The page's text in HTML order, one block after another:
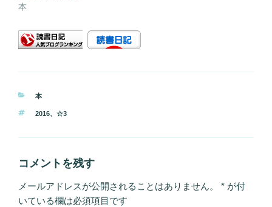
本
カ
ゴ
ー
本
タ
2016、 ☆3
コメントを残す
メールアドレスが公開されることはありません。 * が付
いている欄は必須項目です